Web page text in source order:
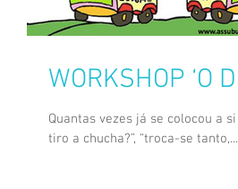
WORKSHOP ‘O
Quantas vezes já se colocou a
tiro a chucha?”, “troca-se tanto,...